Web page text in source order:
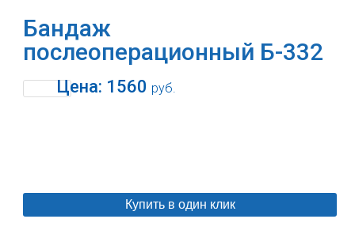
Бандаж
послеоперационный Б-332
Цена: 1560 руб.
Купить в один клик